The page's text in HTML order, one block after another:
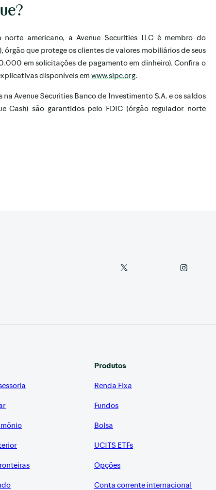
americano, a Avenue Securities LLC é membro do
órgão que protege os clientes de valores mobiliários de seus
em solicitações de pagamento em dinheiro). Confira o
disponíveis em www.sipc.org.
Avenue Securities Banco de Investimento S.A. e os saldos
Cash) são garantidos pelo FDIC (órgão regulador norte
Produtos
Renda Fixa
Fundos
Bolsa
UCITS ETFs
Opções
Conta corrente internacional